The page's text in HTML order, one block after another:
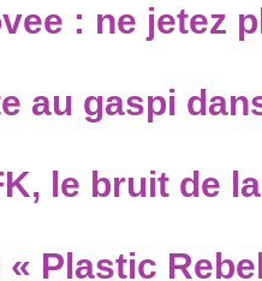
: ne jetez
au gaspi
le bruit de
« Plastic